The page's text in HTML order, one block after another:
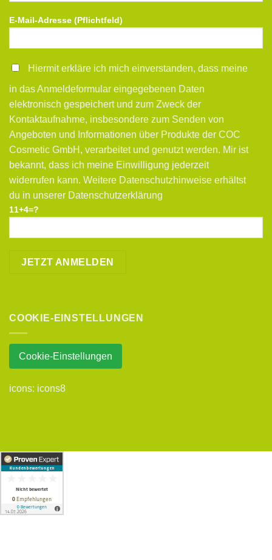
E-Mail-Adresse (Pflichtfeld)
Hiermit erkläre ich mich einverstanden, dass meine
in das Anmeldeformular eingegebenen Daten
elektronisch gespeichert und zum Zweck der
Kontaktaufnahme, insbesondere zum Senden von
Angeboten und Informationen über Produkte der COC
Cosmetic GmbH, verarbeitet und genutzt werden. Mir ist
bekannt, dass ich meine Einwilligung jederzeit
widerrufen kann. Weitere Datenschutzhinweise erhältst
du in unserer Datenschutzerklärung
11+4=?
COOKIE-EINSTELLUNGEN
Cookie-Einstellungen
icons: icons8